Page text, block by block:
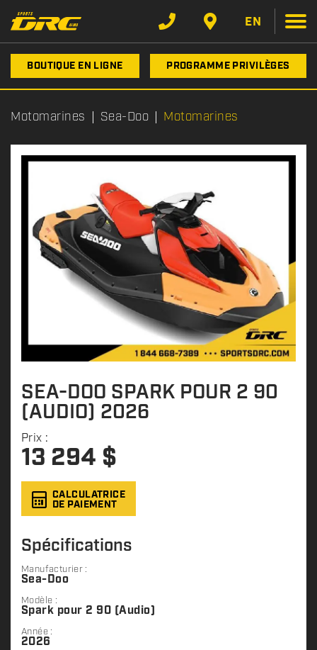
EN
BOUTIQUE EN LIGNE PROGRAMME PRIVILÈGES
Motomarines Sea-Doo Motomarines
SEA-DOO SPARK POUR 2 90
(AUDIO) 2026
Prix :
13 294 $
CALCULATRICE
DE PAIEMENT
Spécifications
Manufacturier :
Sea-Doo
Modèle :
Spark pour 2 90 (Audio)
Année :
2026